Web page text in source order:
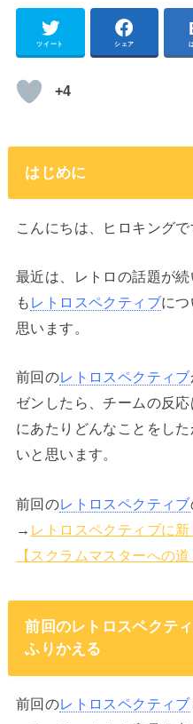
ツイート シェア
+4
はじめに
こんにちは、ヒロキングで
最近は、レトロの話題が
も レトロスペクティブに
思います。
前回のレトロスペクティブ
ゼンしたら、チームの反
にあたりどんなことをし
いと思います。
前回のレトロスペクティブ
→ レトロスペクティブに
【スクラムマスターへの道
前回のレトロスペクテ
ふりかえる
前回のレトロスペクティブ